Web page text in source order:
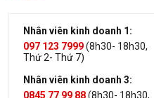
Nhân viên kinh doanh 1:
097 123 7999(8h30- 18h30,
Thứ 2- Thứ 7)
Nhân viên kinh doanh 3:
0845 77 99 88(8h30- 18h30,